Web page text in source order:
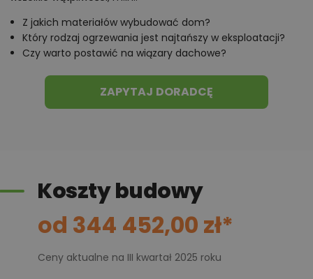
Projekt domu z garażem
jednostanowiskowym
Z garażu można przejść od razu do kotłowni zasilanej
gazem lub paliwem stałym. Szukasz funkcjonalnego i
komfortowego dla domowników domu, który pozwoli
pomieścić w nim zarówno rodzinę, jak i gości? Projekt
zewnętrzną elewacją. To przykład tego, jak
Kto wie, może stanie się powodem dla którego
wybierzemy projekt Ewa Lux Modern?
Z jakich materiałów wybudować dom?
Który rodzaj ogrzewania jest najtańszy w eksploatacji?
Czy warto postawić na wiązary dachowe?
ZAPYTAJ DORADCĘ
Koszty budowy
od 344 452,00 zł*
Ceny aktualne na III kwartał 2025 roku